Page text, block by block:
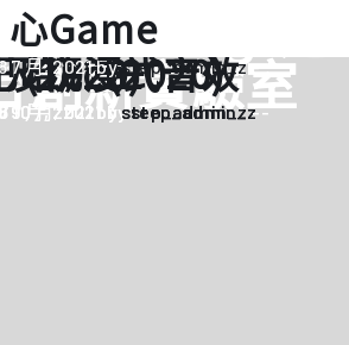
關於進念
劇場
《筆墨大冒險》
ZLIVE 活
zlive Tag:
創新實驗室
》× 時裝 × Art
Tech
10 月, 2021 bystep_admin_z-
ABC】藝術科技
沉浸式音效
10 月, 2021 bystep_admin_z-
：說唱張愛玲
(2020)
9 月, 2021 bystep_admin_z-
劇場裝置《心經即
哈》 (2020)
9 月, 2021 bystep_admin_z-
心Game
7 月, 2021 bystep_admin_z-